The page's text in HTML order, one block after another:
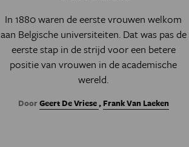
In 1880 waren de eerste vrouwen welkom
aan Belgische universiteiten. Dat was pas de
eerste stap in de strijd voor een betere
positie van vrouwen in de academische
wereld.
DoorGeert De Vriese, Frank Van Laeken